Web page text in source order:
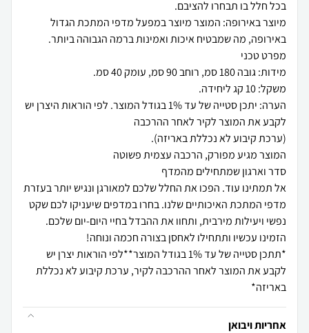
מיוצר באירופה: המוצר מיוצר במפעל מדפי המתכת הגדול
הערה: יתכן סטייה של עד 1% בגודל המוצר. לפי הוראות היצרן יש
אל תמתינו עוד. הפכו את החלל שלכם למאורגן ונגיש יותר בעזרת
מדפי המתכת האיכותיים שלנו. בחרו במדפים שיעניקו לכם שקט
נפשי ויעילות מירבית, ותחוו את ההבדל בחיי היום-יום שלכם.
*תתכן סטייה של עד 1% בגודל המוצר**לפי הוראות יצרן יש
לקבע את המוצר לאחר ההרכבה לקיר, ערכת קיבוע לא נכללת
באריזה*
אחריות ויבואן